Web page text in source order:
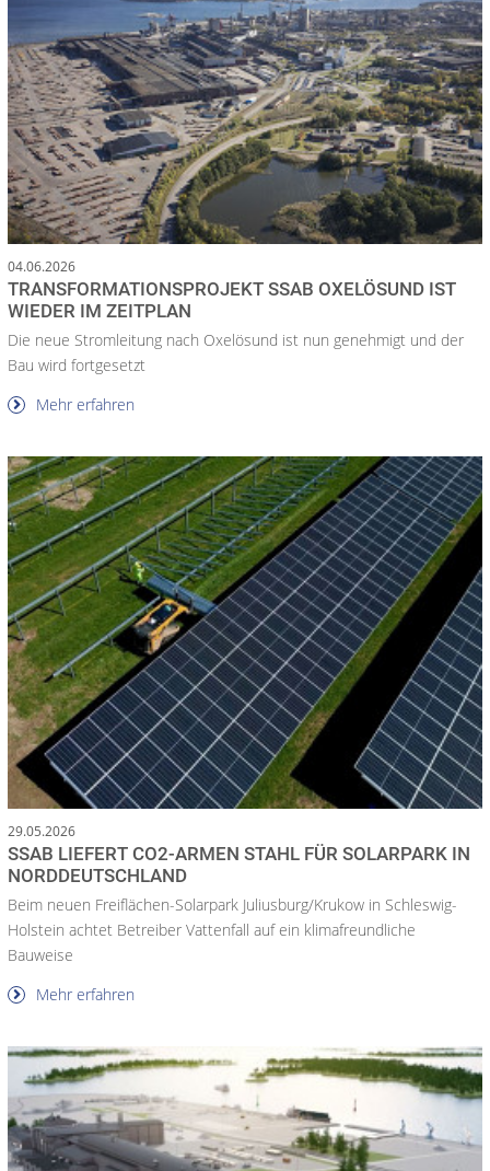
04.06.2026
TRANSFORMATIONSPROJEKT SSAB OXELÖSUND IST
WIEDER IM ZEITPLAN
Die neue Stromleitung nach Oxelösund ist nun genehmigt und der
Bau wird fortgesetzt
Mehr erfahren
29.05.2026
SSAB LIEFERT CO2-ARMEN STAHL FÜR SOLARPARK IN
NORDDEUTSCHLAND
Beim neuen Freiflächen-Solarpark Juliusburg/Krukow in Schleswig-
Holstein achtet Betreiber Vattenfall auf ein klimafreundliche
Bauweise
Mehr erfahren